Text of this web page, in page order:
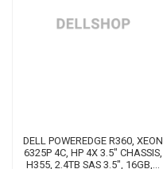
DELL POWEREDGE R360, XEON
6325P 4C, HP 4X 3.5" CHASSIS,
H355, 2.4TB SAS 3.5", 16GB,...